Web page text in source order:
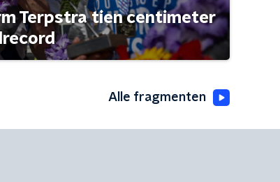
Terpstra tien centimeter
Alle fragmenten